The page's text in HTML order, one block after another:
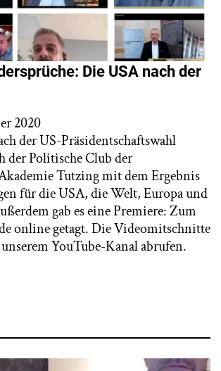
Die USA nach der
2020
der US-Präsidentschaftswahl
der Politische Club der
Tutzing mit dem Ergebnis
für die USA, die Welt, Europa und
gab es eine Premiere: Zum
online getagt. Die Videomitschnitte
YouTube-Kanal abrufen.